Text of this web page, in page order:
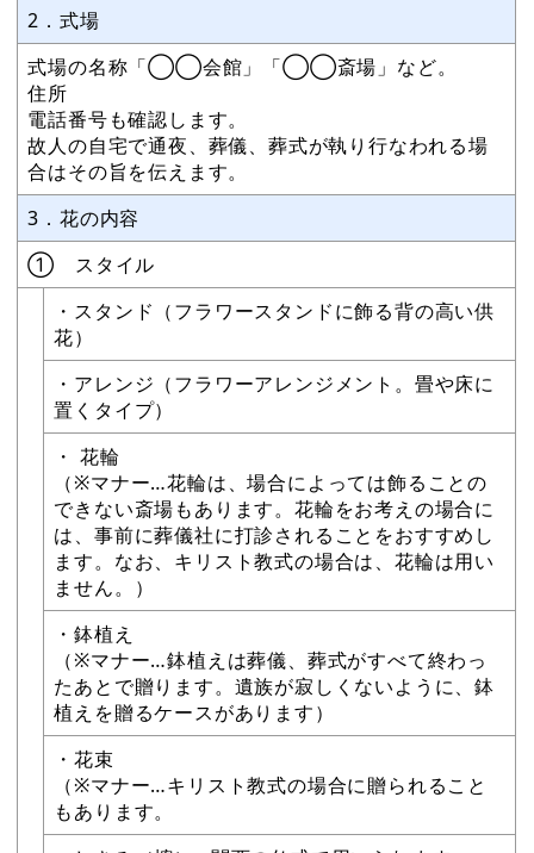
2．式場
式場の名称「◯◯会館」「◯◯斎場」など。
住所
電話番号も確認します。
故人の自宅で通夜、葬儀、葬式が執り行なわれる場
合はその旨を伝えます。
3．花の内容
① スタイル
・スタンド（フラワースタンドに飾る背の高い供
花）
・アレンジ（フラワーアレンジメント。畳や床に
置くタイプ）
・ 花輪
（※マナー…花輪は、場合によっては飾ることの
できない斎場もあります。花輪をお考えの場合に
は、事前に葬儀社に打診されることをおすすめし
ます。なお、キリスト教式の場合は、花輪は用い
ません。）
・鉢植え
（※マナー…鉢植えは葬儀、葬式がすべて終わっ
たあとで贈ります。遺族が寂しくないように、鉢
植えを贈るケースがあります）
・花束
（※マナー…キリスト教式の場合に贈られること
もあります。